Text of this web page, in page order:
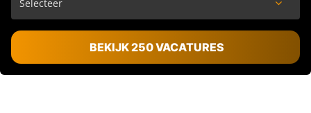
BEKIJK 250 VACATURES